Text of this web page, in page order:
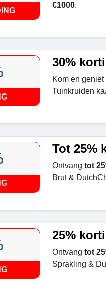
€1000.
30%
Kom en geniet
Tuinkruiden
Tot 25%
Ontvang tot
Brut &
25%
Ontvang tot
Sprakling &